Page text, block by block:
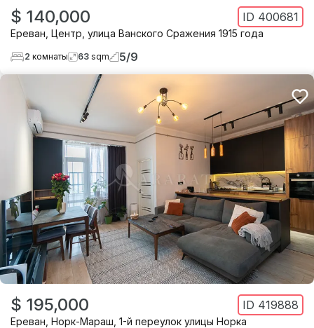
$ 140,000 ID 400681
Ереван Центр улица Ванского Сражения 1915 года
2 комнаты 63 sqm 5/9
$ 195,000 ID 419888
Ереван Норк-Мараш 1-й переулок улицы Норка